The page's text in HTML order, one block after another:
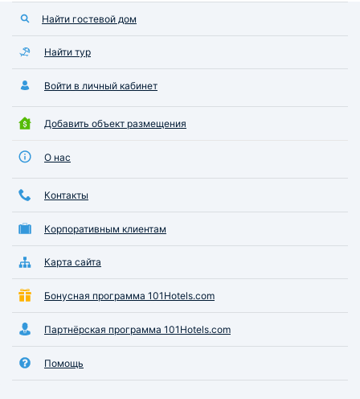
Найти гостевой дом
Найти тур
Войти в личный кабинет
Добавить объект размещения
О нас
Контакты
Корпоративным клиентам
Карта сайта
Бонусная программа 101Hotels.com
Партнёрская программа 101Hotels.com
Помощь